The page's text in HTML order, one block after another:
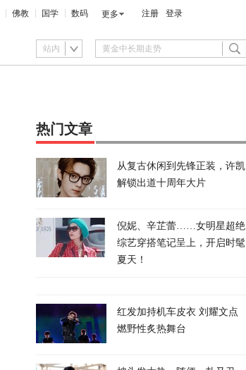
佛教 国学 数码 更多 注册 登录
站内
热门文章
从复古休闲到先锋正装，许凯
解锁出道十周年大片
倪妮、辛芷蕾……女明星超绝
综艺穿搭笔记呈上，开启时髦
夏天！
红发加持机车皮衣 刘耀文点
燃野性炙热舞台